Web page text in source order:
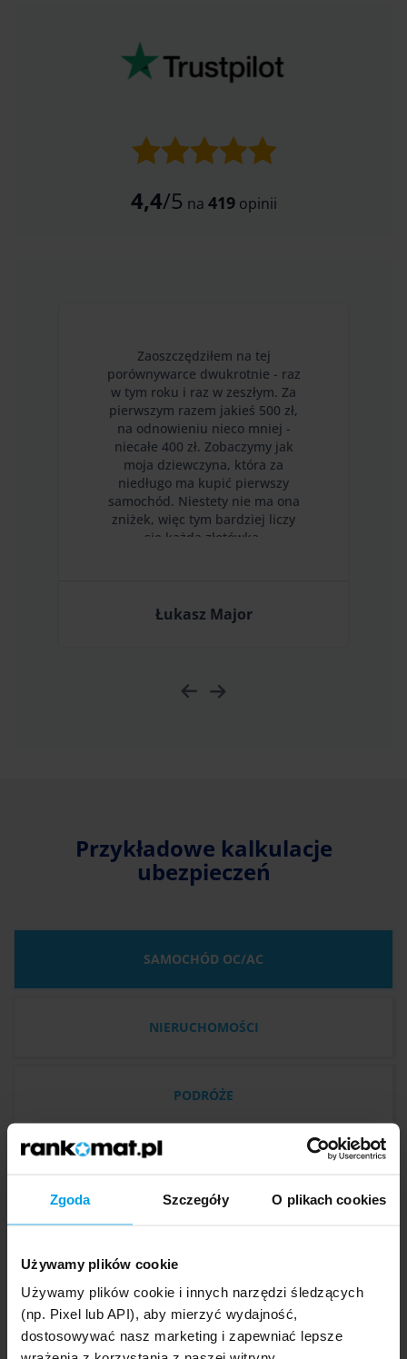
Zgoda Szczegóły O plikach cookies
Używamy plików cookie
Używamy plików cookie i innych narzędzi śledzących
(np. Pixel lub API), aby mierzyć wydajność,
dostosowywać nasz marketing i zapewniać lepsze
4,4/5 na 419opinii
Zaoszczędziłem na tej
porównywarce dwukrotnie - raz
w tym roku i raz w zeszłym. Za
pierwszym razem jakieś 500 zł,
na odnowieniu nieco mniej -
niecałe 400 zł. Zobaczymy jak
moja dziewczyna, która za
niedługo ma kupić pierwszy
samochód. Niestety nie ma ona
zniżek, więc tym bardziej liczy
się każda złotówka.
Łukasz Major
Przykładowe kalkulacje
ubezpieczeń
SAMOCHÓD OC/AC
NIERUCHOMOŚCI
PODRÓŻE
Mazda MX-5, 2000 r.
Generali
OC AC Assistance NNW
351 ,00 zł